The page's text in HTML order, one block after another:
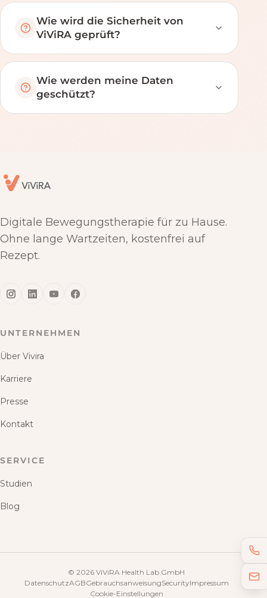
Wie wird die Sicherheit von
ViViRA geprüft?
Wie werden meine Daten
geschützt?
Digitale Bewegungstherapie für zu Hause.
Ohne lange Wartzeiten, kostenfrei auf
Rezept.
UNTERNEHMEN
Über Vivira
Karriere
Presse
Kontakt
SERVICE
Studien
Blog
© 2026 ViViRA Health Lab GmbH
DatenschutzAGBGebrauchsanweisungSecurityImpressum
Cookie-Einstellungen